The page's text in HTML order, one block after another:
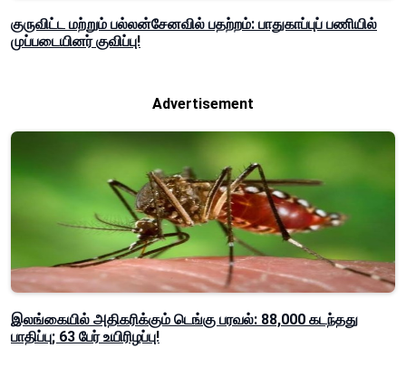
குருவிட்ட மற்றும் பல்லன்சேனவில் பதற்றம்: பாதுகாப்புப் பணியில்
முப்படையினர் குவிப்பு!
Advertisement
இலங்கையில் அதிகரிக்கும் டெங்கு பரவல்: 88,000 கடந்தது
பாதிப்பு; 63 பேர் உயிரிழப்பு!